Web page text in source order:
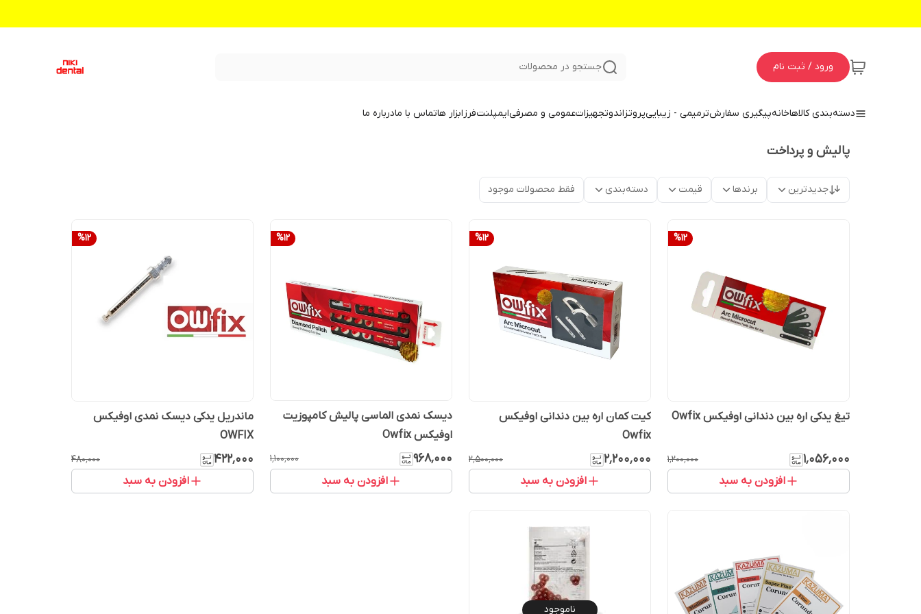
ورود / ثبت نام جستجو در محصولات
دسته‌بندی کالاهاخانهپیگیری سفارشترمیمی - زیباییپروتزاندوتجهیزاتعمومی و مصرفیایمپلنتفرزابزار هاتماس با مادرباره ما
پالیش و پرداخت
جدیدترین برندها قیمت دسته‌بندی فقط محصولات موجود
%12
تیغ یدکی اره بین دندانی اوفیکس Owfix
۱٬۰۵۶٬۰۰۰ ۱٬۲۰۰٬۰۰۰
افزودن به سبد
%12
کیت کمان اره بین دندانی اوفیکس
Owfix
۲٬۲۰۰٬۰۰۰ ۲٬۵۰۰٬۰۰۰
افزودن به سبد
%12
دیسک نمدی الماسی پالیش کامپوزیت
اوفیکس Owfix
۹۶۸٬۰۰۰ ۱٬۱۰۰٬۰۰۰
افزودن به سبد
%12
ماندریل یدکی دیسک نمدی اوفیکس
OWFIX
۴۲۲٬۰۰۰ ۴۸۰٬۰۰۰
افزودن به سبد
ناموجود